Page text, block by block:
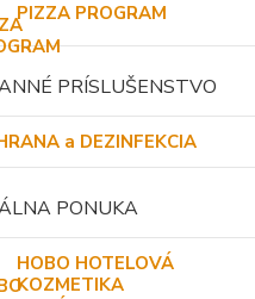
PIZZA PROGRAM
PRÍSLUŠENSTVO
a DEZINFEKCIA
PONUKA
HOBO HOTELOVÁ
KOZMETIKA